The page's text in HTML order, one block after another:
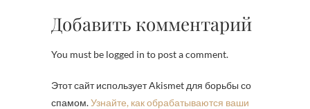
Добавить комментарий
You must be logged in to post a comment.
Этот сайт использует Akismet для борьбы со
спамом.Узнайте, как обрабатываются ваши